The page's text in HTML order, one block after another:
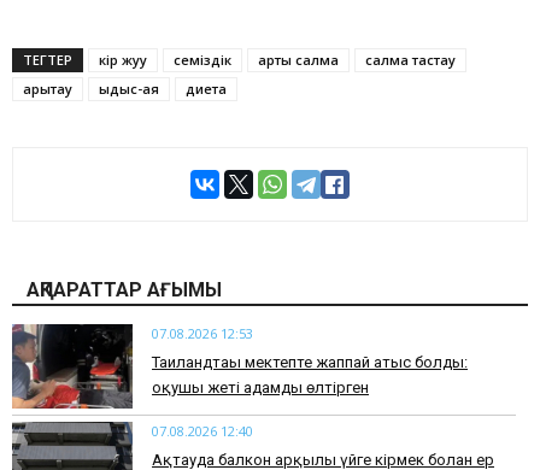
ТЕГТЕР кір жуу семіздік артық салмақ
салмақ тастау
арықтау
ыдыс-аяқ диета
АҚПАРАТТАР АҒЫМЫ
07.08.2026 12:53
Таиландтағы мектепте жаппай атыс болды:
оқушы жеті адамды өлтірген
07.08.2026 12:40
Ақтауда балкон арқылы үйге кірмек болған ер